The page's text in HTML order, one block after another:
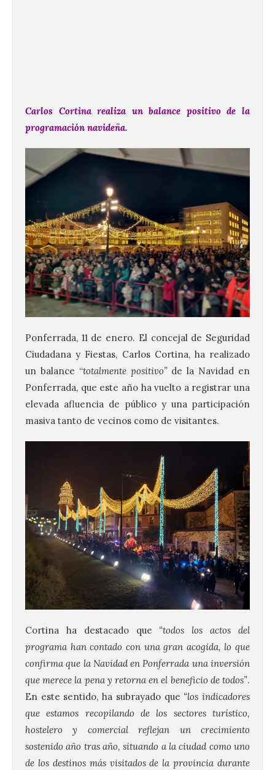
Carlos Cortina realiza un balance positivo de la
programación navideña.
Ponferrada, 11 de enero. El concejal de Seguridad
Ciudadana y Fiestas, Carlos Cortina, ha realizado
un balance “totalmente positivo”de la Navidad en
Ponferrada, que este año ha vuelto a registrar una
elevada afluencia de público y una participación
masiva tanto de vecinos como de visitantes.
Cortina ha destacado que “todos los actos del
programa han contado con una gran acogida, lo que
confirma que la Navidad en Ponferrada una inversión
que merece la pena y retorna en el beneficio de todos”.
En este sentido, ha subrayado que “los indicadores
que estamos recopilando de los sectores turístico,
hostelero y comercial reflejan un crecimiento
sostenido año tras año, situando a la ciudad como uno
de los destinos más visitados de la provincia durante